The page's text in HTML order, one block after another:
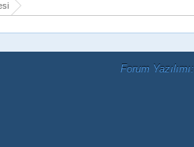
Forum Yazılımı: